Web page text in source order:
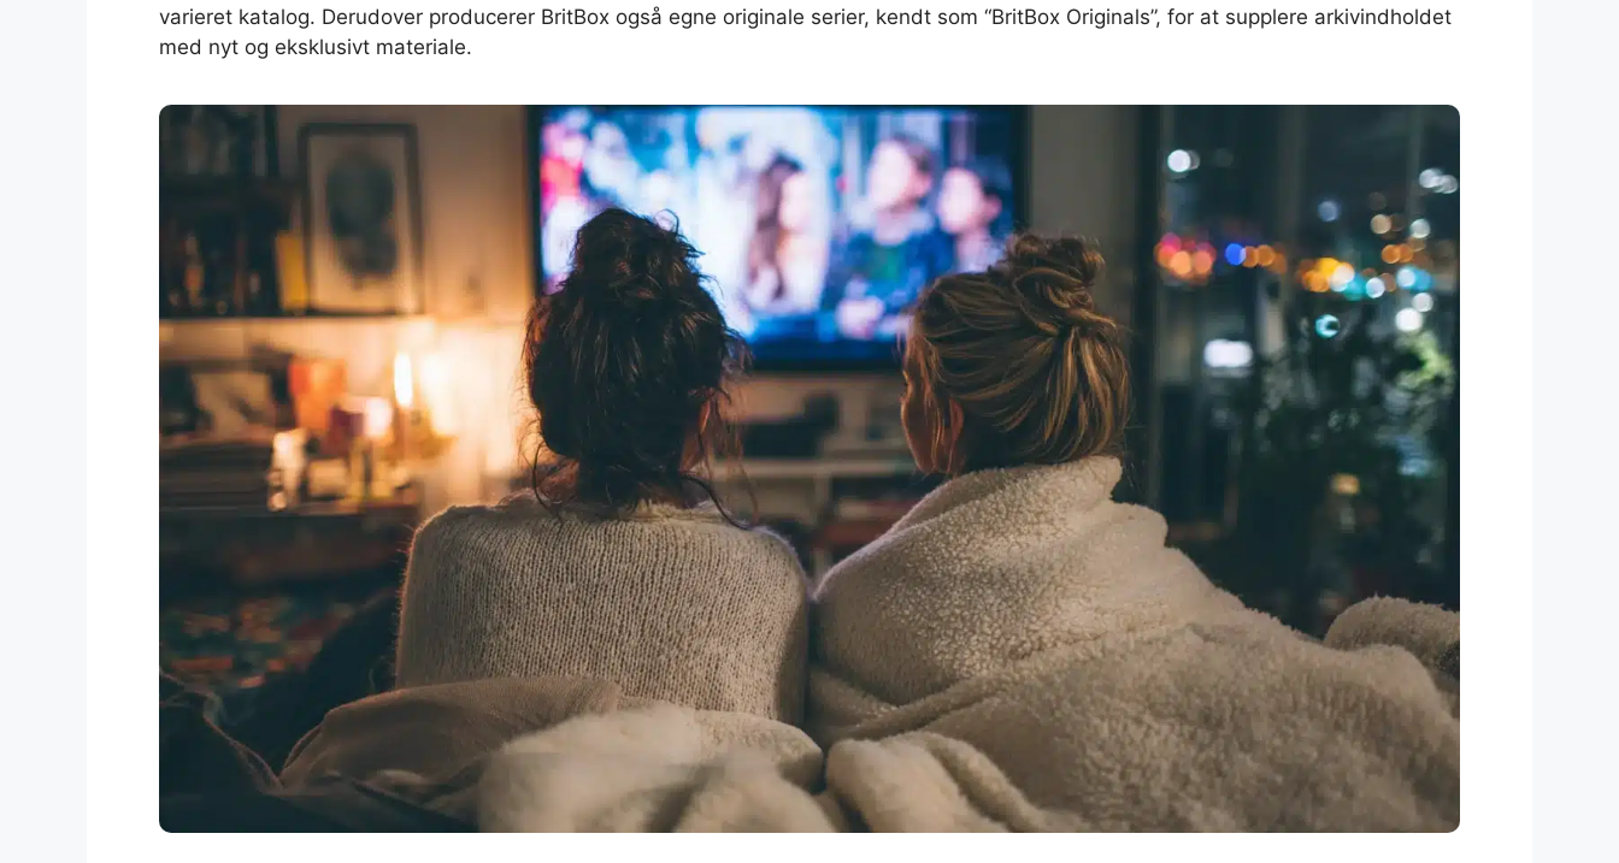
varieret katalog. Derudover producerer BritBox også egne originale serier, kendt som “BritBox Originals”, for at supplere arkivindholdet
med nyt og eksklusivt materiale.